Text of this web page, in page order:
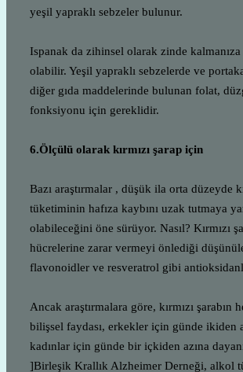
yeşil yapraklı sebzeler bulunur.
Ispanak da zihinsel olarak zinde kalmanıza
olabilir. Yeşil yapraklı sebzelerde ve
diğer gıda maddelerinde bulunan folat,
fonksiyonu için gereklidir.
6.Ölçülü olarak kırmızı şarap için
Bazı araştırmalar , düşük ila orta düzeyde
tüketiminin hafıza kaybını uzak tutmaya
olabileceğini öne sürüyor. Nasıl? Kırmızı
hücrelerine zarar vermeyi önlediği
flavonoidler ve resveratrol gibi
Ancak araştırmalara göre, kırmızı şarabın
bilişsel faydası, erkekler için günde ikiden
kadınlar için günde bir içkiden azına
]Birleşik Krallık Alzheimer Derneği, alkol